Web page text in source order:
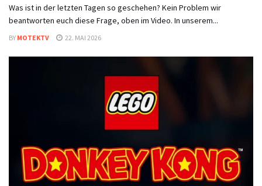
Was ist in der letzten Tagen so geschehen? Kein Problem wir
beantworten euch diese Frage, oben im Video. In unserem...
BY MOTEKTV 22. MAI 2026